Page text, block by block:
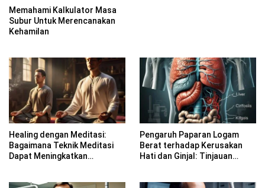
Memahami Kalkulator Masa
Subur Untuk Merencanakan
Kehamilan
Healing dengan Meditasi:
Bagaimana Teknik Meditasi
Dapat Meningkatkan
Pengaruh Paparan Logam
Berat terhadap Kerusakan
Hati dan Ginjal: Tinjauan